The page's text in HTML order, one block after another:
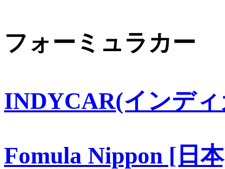
フォーミュラカー
INDYCAR(インデ
Fomula Nippon [日